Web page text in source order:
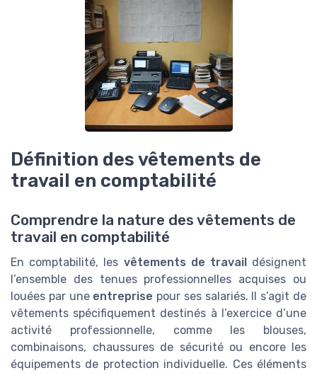
Définition des vêtements de
travail en comptabilité
Comprendre la nature des vêtements de
travail en comptabilité
En comptabilité, les vêtements de travaildésignent
l’ensemble des tenues professionnelles acquises ou
louées par une entreprise pour ses salariés. Il s’agit de
vêtements spécifiquement destinés à l’exercice d’une
activité professionnelle, comme les blouses,
combinaisons, chaussures de sécurité ou encore les
équipements de protection individuelle. Ces éléments